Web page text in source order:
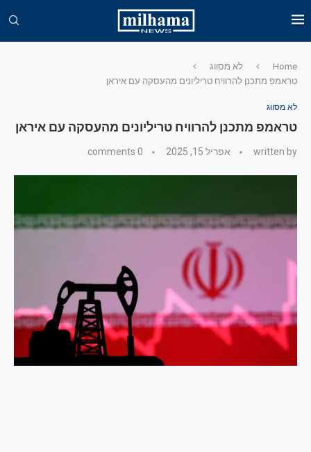
Home
לא מסווג
טראמפ מתכנן להרוויח טריליונים מהעסקה עם איראן
לא מסווג
טראמפ מתכנן להרוויח טריליונים מהעסקה עם איראן
written by אפריל 15, 2025 0 comments